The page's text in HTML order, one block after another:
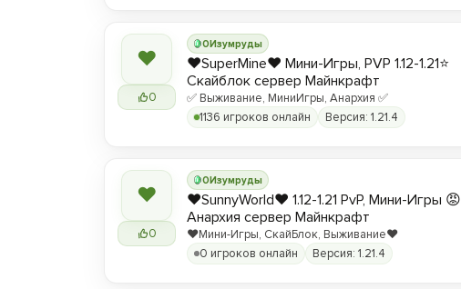
❤
0
0Изумруды
❤️SuperMine❤️ Мини-Игры, PVP 1.12-1.21⭐
Скайблок сервер Майнкрафт
✅ Выживание, МиниИгры, Анархия ✅
1136 игроков онлайн
Версия: 1.21.4
❤
0
0Изумруды
❤️SunnyWorld❤️ 1.12-1.21 PvP, Мини-Игры 😡
Анархия сервер Майнкрафт
❤️Мини-Игры, СкайБлок, Выживание❤️
0 игроков онлайн
Версия: 1.21.4